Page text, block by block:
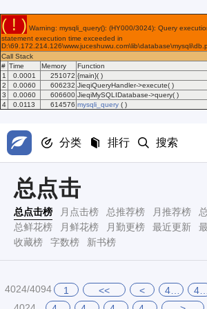
( ! ) Warning: mysqli_query(): (HY000/3024): Query
statement execution time exceeded in
Call Stack
# Time Memory Function
1
0.0001 251072 {main}( )
2
0.0060 606232 JieqiQueryHandler->execute( )
3
0.0060 606600 JieqiMySQLIDatabase->query( )
4
0.0113 614576 mysqli_query ( )
分类 排行 搜索
总点击
总点击榜 月点击榜 总推荐榜 月推荐榜
总鲜花榜
月鲜花榜 月勤更榜 最近更新
收藏榜
字数榜 新书榜
4024/4094 1 << < 4019 4020